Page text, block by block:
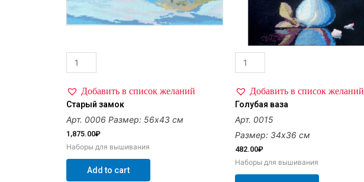
Добавить в список желаний
Старый замок
Арт. 0006 Размер: 56х43 см
1,875.00₽
Наборы для вышивания
Add to cart
Добавить в список желаний
Голубая ваза
Арт. 0015
Размер: 34х36 см
482.00₽
Наборы для вышивания